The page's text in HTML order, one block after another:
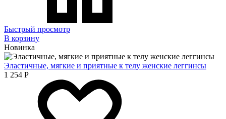
Быстрый просмотр
В корзину
Новинка
Эластичные, мягкие и приятные к телу женские леггинсы
1 254 Р